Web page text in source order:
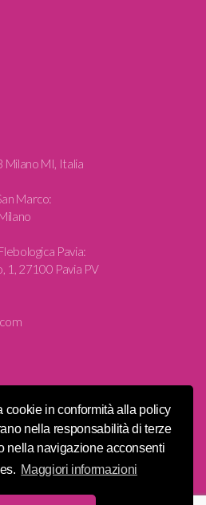
cookie in conformità alla policy
nella responsabilità di terze
nella navigazione acconsenti
Maggiori informazioni
Milano MI, Italia
Marco:
Pavia:
1, 27100 Pavia PV
dall'Agenzia web MilanoWeb
Iscrizione all'albo n. 2826. All Rights